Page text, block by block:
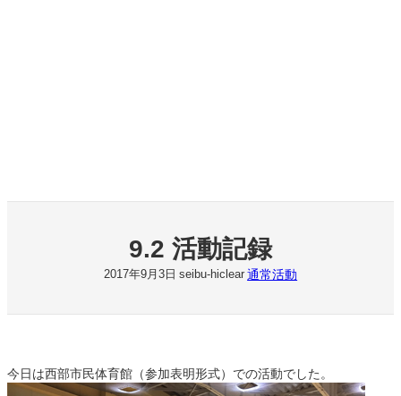
9.2 活動記録
2017年9月3日 seibu-hiclear 通常活動
今日は西部市民体育館（参加表明形式）での活動でした。